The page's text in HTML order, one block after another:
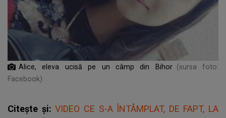
Alice, eleva ucisă pe un câmp din Bihor (sursa foto:
Facebook)
Citește și:VIDEO CE S-A ÎNTÂMPLAT, DE FAPT, LA